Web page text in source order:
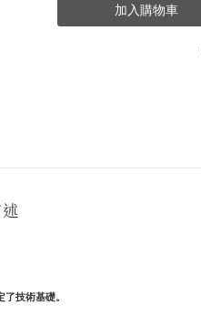
加入購物車
技術基礎。